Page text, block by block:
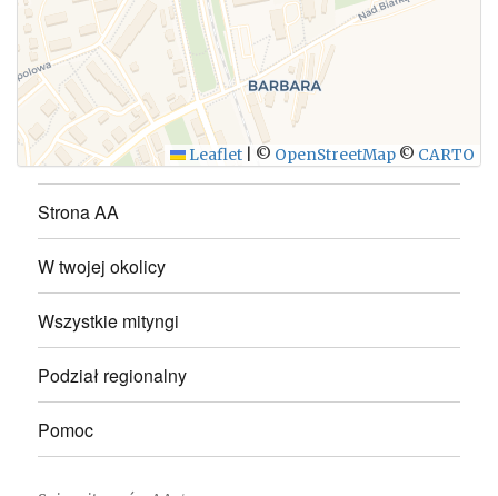
WYŚLIJ
Leaflet © OpenStreetMap © CARTO
Strona AA
W twojej okolicy
Wszystkie mityngi
Podział regionalny
Pomoc